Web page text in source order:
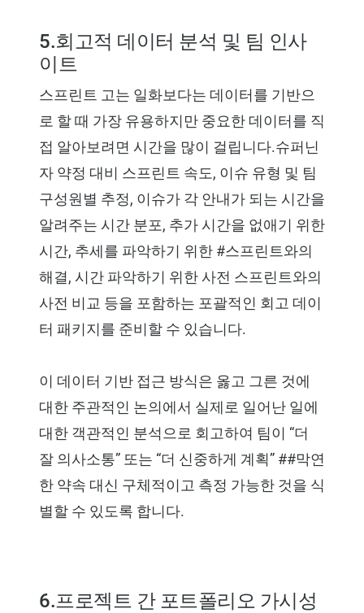
5.회고적 데이터 분석 및 팀 인사
이트
스프린트 고는 일화보다는 데이터를 기반으
로 할 때 가장 유용하지만 중요한 데이터를 직
접 알아보려면 시간을 많이 걸립니다.슈퍼닌
자 약정 대비 스프린트 속도, 이슈 유형 및 팀
구성원별 추정, 이슈가 각 안내가 되는 시간을
알려주는 시간 분포, 추가 시간을 없애기 위한
시간, 추세를 파악하기 위한 #스프린트와의
해결, 시간 파악하기 위한 사전 스프린트와의
사전 비교 등을 포함하는 포괄적인 회고 데이
터 패키지를 준비할 수 있습니다.
이 데이터 기반 접근 방식은 옳고 그른 것에
대한 주관적인 논의에서 실제로 일어난 일에
대한 객관적인 분석으로 회고하여 팀이 “더
잘 의사소통” 또는 “더 신중하게 계획” ##막연
한 약속 대신 구체적이고 측정 가능한 것을 식
별할 수 있도록 합니다.
6.프로젝트 간 포트폴리오 가시성